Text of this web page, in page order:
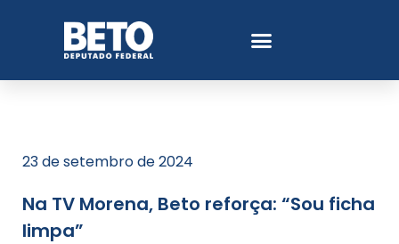
23 de setembro de 2024
Na TV Morena, Beto reforça: “Sou ficha
limpa”